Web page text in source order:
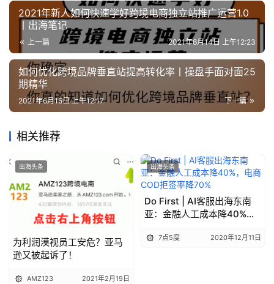
2021年新人如何快速学好跨境电商独立站推广运营1.0
丨出海笔记
上一篇 2021年6月14日 上午12:23
如何优化跨境品牌垂直站提高转化率丨操盘手面对面25
期精华
下一篇
2021年6月15日 上午12:17
相关推荐
出海头条
为利润漠视员工安危？亚马
逊又被起诉了！
AMZ123 2021年2月19日
出海头条
Do First | AI客服出海东南
亚：金融人工成本降40%，
7点5度 2020年12月11日